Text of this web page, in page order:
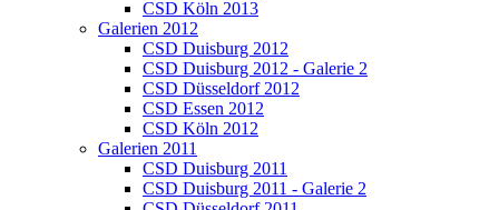
CSD Köln 2013
Galerien 2012
CSD Duisburg 2012
CSD Duisburg 2012 - Galerie 2
CSD Düsseldorf 2012
CSD Essen 2012
CSD Köln 2012
Galerien 2011
CSD Duisburg 2011
CSD Duisburg 2011 - Galerie 2